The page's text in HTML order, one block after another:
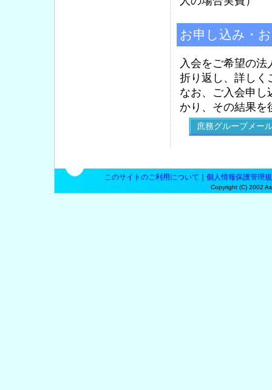
お申し込み・
入会をご希望の
折り返し、詳しく
なお、ご入会申し
かり、その結果を
このサイトのご利用について 個人情報保護管理
Copyright (C) 2002